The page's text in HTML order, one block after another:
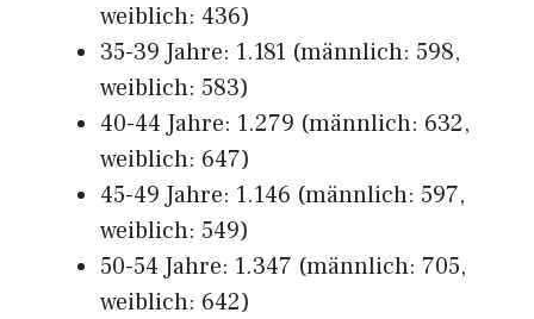
weiblich: 436)
35-39 Jahre: 1.181 (männlich: 598,
weiblich: 583)
40-44 Jahre: 1.279 (männlich: 632,
weiblich: 647)
45-49 Jahre: 1.146 (männlich: 597,
weiblich: 549)
50-54 Jahre: 1.347 (männlich: 705,
weiblich: 642)